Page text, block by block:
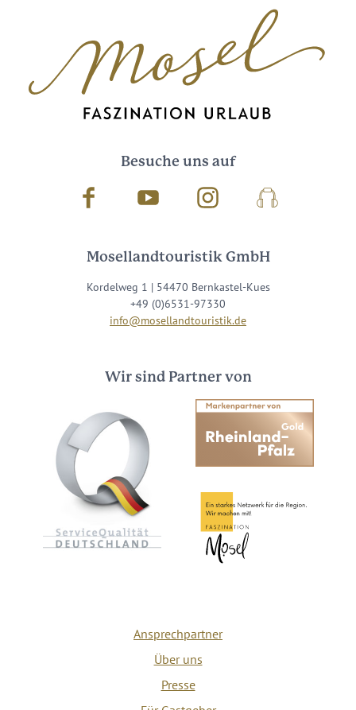
Besuche uns auf
Facebook Youtube InstagramPodcast
Mosellandtouristik GmbH
Kordelweg 1 | 54470 Bernkastel-Kues
+49 (0)6531-97330
info@mosellandtouristik.de
Wir sind Partner von
Ansprechpartner
Über uns
Presse